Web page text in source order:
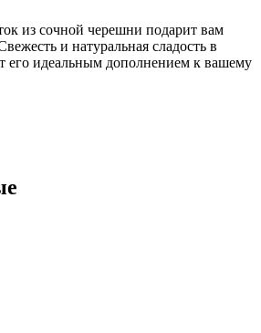
из сочной черешни подарит вам
и натуральная сладость в
его идеальным дополнением к вашему